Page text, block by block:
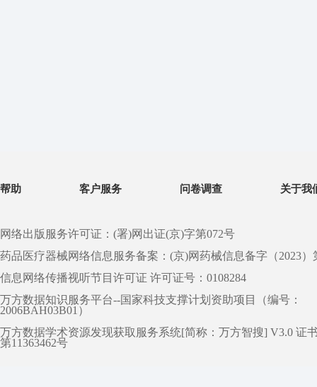
帮助 客户服务 问卷调查 关于我
网络出版服务许可证：(署)网出证(京)字第072号
药品医疗器械网络信息服务备案：(京)网药械信息备字（2023）
信息网络传播视听节目许可证 许可证号：0108284
万方数据知识服务平台--国家科技支撑计划资助项目（编号：
2006BAH03B01）
万方数据学术资源发现获取服务系统[简称：万方智搜] V3.0 证
第11363462号